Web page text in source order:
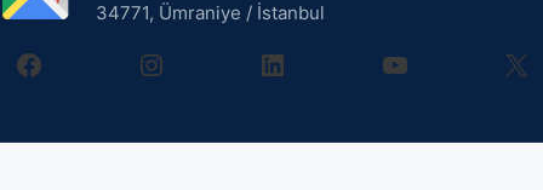
34771, Ümraniye / İstanbul
facebookinstagramlinkedin youtube X